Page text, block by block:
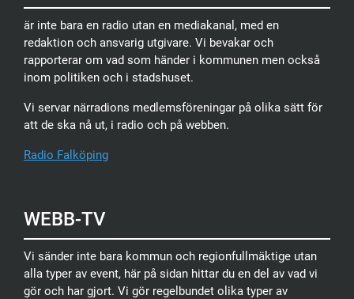
är inte bara en radio utan en mediakanal, med en
redaktion och ansvarig utgivare. Vi bevakar och
rapporterar om vad som händer i kommunen men också
inom politiken och i stadshuset.
Vi servar närradions medlemsföreningar på olika sätt för
att de ska nå ut, i radio och på webben.
Radio Falköping
WEBB-TV
Vi sänder inte bara kommun och regionfullmäktige utan
alla typer av event, här på sidan hittar du en del av vad vi
gör och har gjort. Vi gör regelbundet olika typer av